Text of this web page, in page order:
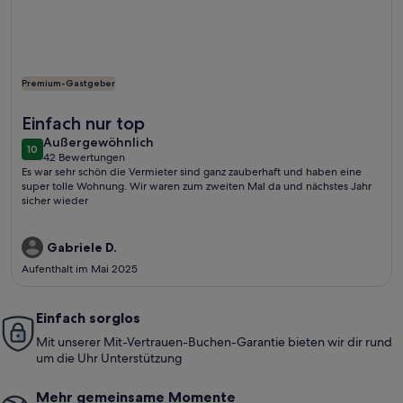
Premium-Gastgeber
Einfach nur top
1010 von 10
Außergewöhnlich
außergewöhnlich
42 Bewertungen
(42
bewertungen)
Es war sehr schön die Vermieter sind ganz zauberhaft und haben eine
super tolle Wohnung. Wir waren zum zweiten Mal da und nächstes Jahr
sicher wieder
Gabriele D.
Aufenthalt im Mai 2025
Einfach sorglos
Mit unserer Mit-Vertrauen-Buchen-Garantie bieten wir dir rund
um die Uhr Unterstützung
Mehr gemeinsame Momente